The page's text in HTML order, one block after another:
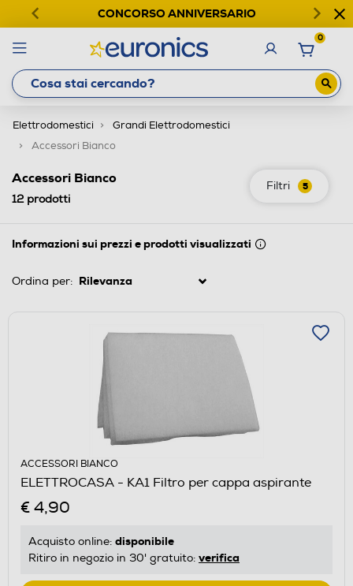
CONCORSO ANNIVERSARIO
0
Elettrodomestici
Grandi Elettrodomestici
Accessori Bianco
Filtri 5
Accessori Bianco
12prodotti
Informazioni sui prezzi e prodotti visualizzati
Ordina per:
ACCESSORI BIANCO
ELETTROCASA - KA1 Filtro per cappa aspirante
€ 4,90
Acquisto online: disponibile
Ritiro in negozio in 30' gratuito: verifica